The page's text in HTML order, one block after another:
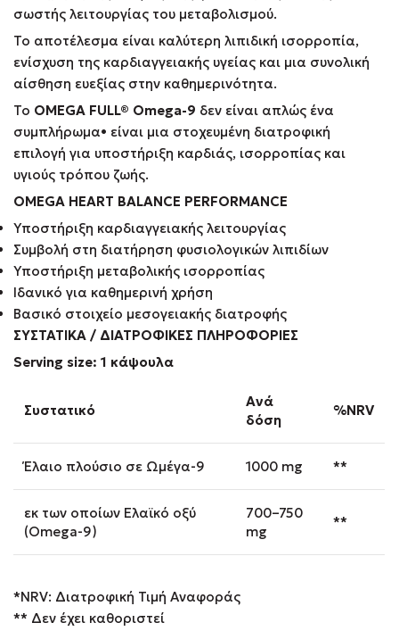
σωστής λειτουργίας του μεταβολισμού.
Το αποτέλεσμα είναι καλύτερη λιπιδική ισορροπία,
ενίσχυση της καρδιαγγειακής υγείας και μια συνολική
αίσθηση ευεξίας στην καθημερινότητα.
Το OMEGA FULL® Omega-9 δεν είναι απλώς ένα
συμπλήρωμα• είναι μια στοχευμένη διατροφική
επιλογή για υποστήριξη καρδιάς, ισορροπίας και
υγιούς τρόπου ζωής.
OMEGA HEART BALANCE PERFORMANCE
Υποστήριξη καρδιαγγειακής λειτουργίας
Συμβολή στη διατήρηση φυσιολογικών λιπιδίων
Υποστήριξη μεταβολικής ισορροπίας
Ιδανικό για καθημερινή χρήση
Βασικό στοιχείο μεσογειακής διατροφής
ΣΥΣΤΑΤΙΚΑ / ΔΙΑΤΡΟΦΙΚΕΣ ΠΛΗΡΟΦΟΡΙΕΣ
Serving size: 1 κάψουλα
Συστατικό
Ανά
δόση
%NRV
Έλαιο πλούσιο σε Ωμέγα-9 1000 mg **
εκ των οποίων Ελαϊκό οξύ
(Omega-9)
700–750
mg
**
*NRV: Διατροφική Τιμή Αναφοράς
** Δεν έχει καθοριστεί